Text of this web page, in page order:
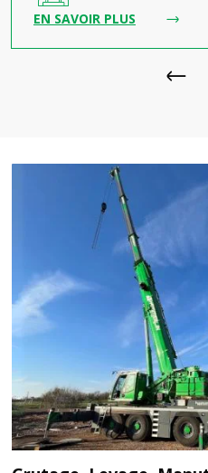
faire exigeant
Levage &
EN SAVOIR PLUS